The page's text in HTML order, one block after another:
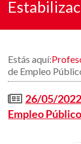
Estás aquí:
de Empleo
26/05/
Empleo